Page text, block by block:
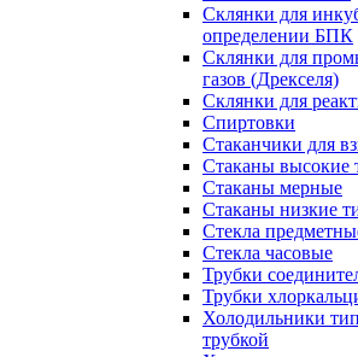
Склянки для
определении БПК
Склянки для
газов (Дрекселя)
Склянки для
Спиртовки
Стаканчики для
Стаканы высокие
Стаканы мерные
Стаканы низкие
Стекла
Стекла часовые
Трубки
Трубки
Холодильники
трубкой